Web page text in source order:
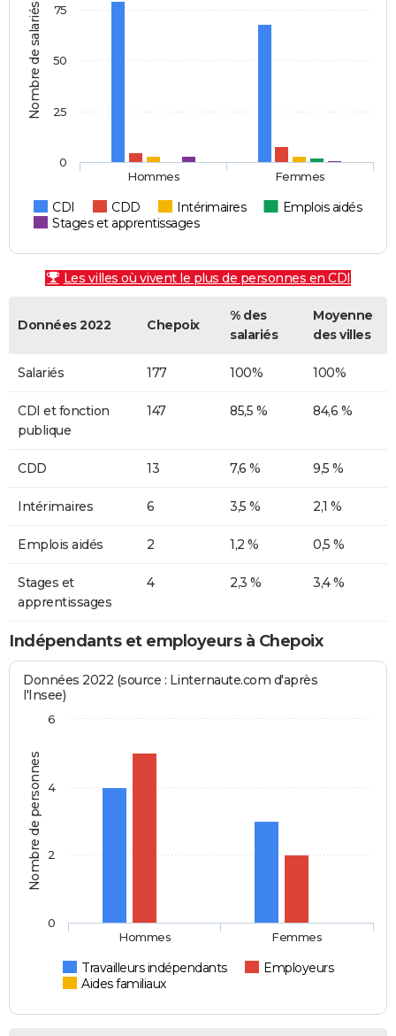
Nombre de salariés
CDI CDD Intérimaires
Emplois aidés
Stages et apprentissages
Hommes Femmes
0
25
50
75
Les villes où vivent le plus de personnes en CDI
Données 2022 Chepoix
% des
salariés
Moyenne
des villes
Salariés 177 100% 100%
CDI et fonction
publique
147 85,5 % 84,6 %
CDD 13 7,6 % 9,5 %
Intérimaires 6 3,5 % 2,1 %
Emplois aidés 2 1,2 % 0,5 %
Stages et
apprentissages
4 2,3 % 3,4 %
Indépendants et employeurs à Chepoix
Nombre de personnes
Données 2022 (source : Linternaute.com d'après
l'Insee)
Travailleurs indépendants
Employeurs
Aides familiaux
Hommes Femmes
0
2
4
6